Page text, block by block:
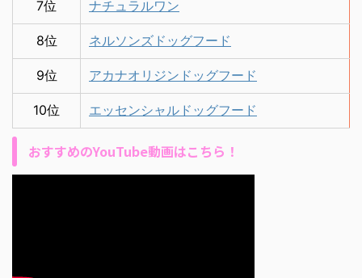
7位 ナチュラルワン
8位 ネルソンズドッグフード
9位 アカナオリジンドッグフード
10位 エッセンシャルドッグフード
おすすめのYouTube動画はこちら！